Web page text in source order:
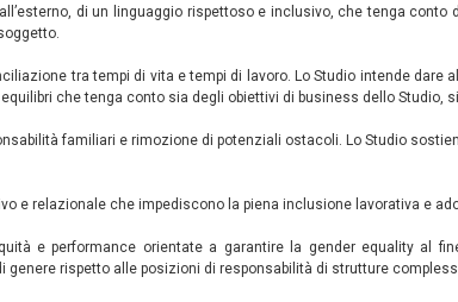
di un linguaggio rispettoso e inclusivo, che tenga
tra tempi di vita e tempi di lavoro. Lo Studio intende dare
che tenga conto sia degli obiettivi di business dello Studio,
familiari e rimozione di potenziali ostacoli. Lo Studio
e relazionale che impediscono la piena inclusione lavorativa e
e performance orientate a garantire la gender equality al
genere rispetto alle posizioni di responsabilità di strutture